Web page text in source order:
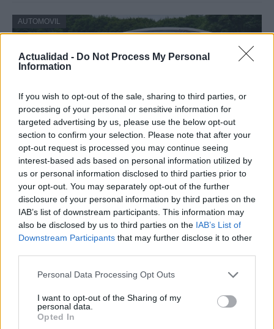
Actualidad - Do Not Process My Personal
Information
If you wish to opt-out of the sale, sharing to third parties, or
processing of your personal or sensitive information for
targeted advertising by us, please use the below opt-out
section to confirm your selection. Please note that after your
opt-out request is processed you may continue seeing
interest-based ads based on personal information utilized by
us or personal information disclosed to third parties prior to
your opt-out. You may separately opt-out of the further
disclosure of your personal information by third parties on the
IAB’s list of downstream participants. This information may
also be disclosed by us to third parties on the IAB’s List of
Downstream Participants that may further disclose it to other
Please note that this website/app uses one or more Google
not limited to your visit or usage behaviour. You may click to
grant or deny consent to Google and its third-party tags to
use your data for below specified purposes in below Google
Personal Data Processing Opt Outs
I want to opt-out of the Sharing of my
personal data.
Opted In
AUTOMOVIL
Los coches más buscados
Con el objetivo de determinar cuáles son…
AUTOMOVIL